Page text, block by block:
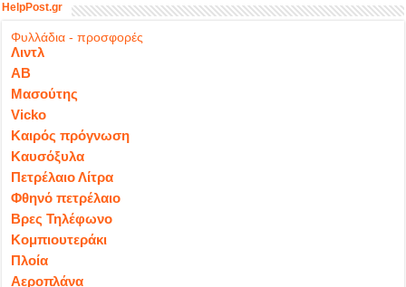
HelpPost.gr
Φυλλάδια - προσφορές
Λιντλ
ΑΒ
Μασούτης
Vicko
Καιρός πρόγνωση
Καυσόξυλα
Πετρέλαιο Λίτρα
Φθηνό πετρέλαιο
Βρες Τηλέφωνο
Κομπιουτεράκι
Πλοία
Αεροπλάνα